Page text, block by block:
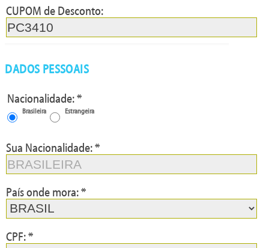
CUPOM de Desconto:
DADOS PESSOAIS
Nacionalidade: *
Brasileira Estrangeira
Sua Nacionalidade: *
País onde mora: *
CPF: *